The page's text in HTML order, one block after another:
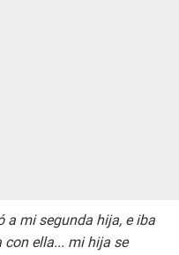
a mi segunda hija, e iba
con ella... mi hija se